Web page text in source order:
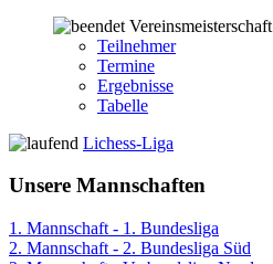
Vereinsmeisterschaft
Teilnehmer
Termine
Ergebnisse
Tabelle
Lichess-Liga
Unsere Mannschaften
1. Mannschaft - 1. Bundesliga
2. Mannschaft - 2. Bundesliga Süd